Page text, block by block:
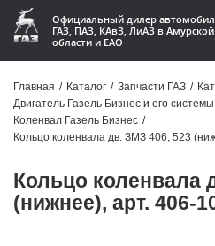
Официальный дилер
ГАЗ, ПАЗ, КАвЗ, ЛиАЗ в Амурской
области и ЕАО
Акции
Контакты
Главная / Каталог / Запчасти ГАЗ /
Двигатель Газель Бизнес и его системы
Коленвал Газель Бизнес /
Кольцо коленвала дв. ЗМЗ 406, 523
Кольцо коленвала
(нижнее), арт. 406-